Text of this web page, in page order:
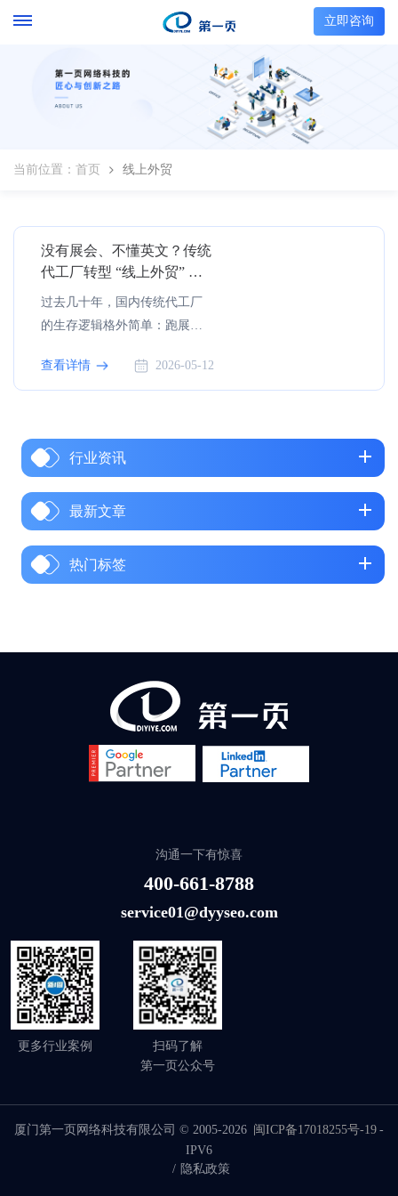
立即咨询
当前位置： 首页 线上外贸
没有展会、不懂英文？传统
代工厂转型 “线上外贸” 的 5
步破局指南
过去几十年，国内传统代工厂
的生存逻辑格外简单：跑展
费。但如今，这条走通了几十
年的路，正在快速失效。行业
小制造企业外贸订单流失率平
均达 28%，部分劳动密集型企
中国代工厂的平均净利润已不
足 10%。 代工厂利润太低怎么
办？外贸展会效果差怎么办？
询盘寥寥无几；而线上外贸赛
营、没有渠道” 三座大山挡在门
外。难道没有展会、...
查看详情 2026-05-12
行业资讯
最新文章
热门标签
沟通一下有惊喜
400-661-8788
service01@dyyseo.com
更多行业案例
扫码了解
第一页公众号
厦门第一页网络科技有限公司 © 2005-2026 闽ICP备17018255号-19 -
IPV6
/ 隐私政策